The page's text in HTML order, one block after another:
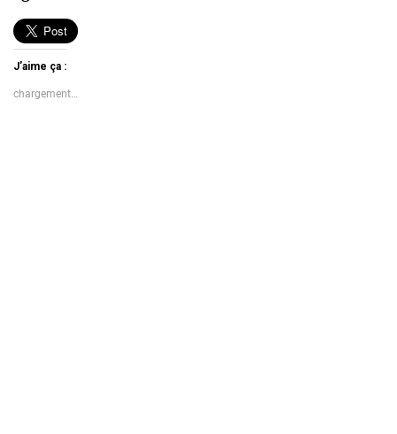
J’aime ça :
chargement…